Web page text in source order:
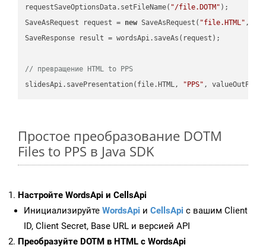
requestSaveOptionsData.setFileName( "/file.DOTM" );
SaveAsRequest request = new SaveAsRequest( "file.HTML"
SaveResponse result = wordsApi.saveAs(request);
// превращение HTML to PPS
slidesApi.savePresentation(file.HTML,
"PPS"
Простое преобразование DOTM
Files to PPS в Java SDK
Настройте WordsApi и CellsApi
Инициализируйте WordsApi и CellsApi с вашим Client
ID, Client Secret, Base URL и версией API
Преобразуйте DOTM в HTML с WordsApi